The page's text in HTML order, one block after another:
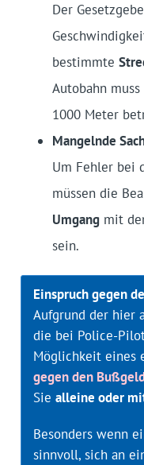
Der
bestimmte
Autobahn
1000 Meter
Mangelnde
Um Fehler bei
müssen die
Umgangmit
sein.
Einspruch gegen
Aufgrund der hier
die bei Police-
Möglichkeit eines
gegen den
Sie alleine oder
Besonders wenn
sinnvoll, sich an